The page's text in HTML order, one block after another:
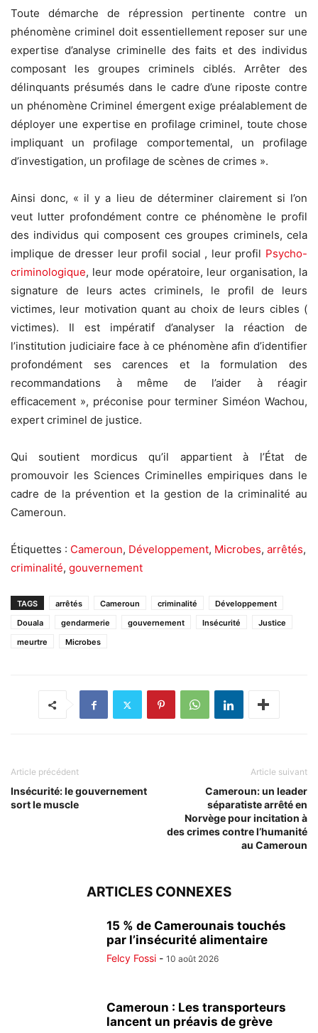
Toute démarche de répression pertinente contre un
phénomène criminel doit essentiellement reposer sur une
expertise d’analyse criminelle des faits et des individus
composant les groupes criminels ciblés. Arrêter des
délinquants présumés dans le cadre d’une riposte contre
un phénomène Criminel émergent exige préalablement de
déployer une expertise en profilage criminel, toute chose
impliquant un profilage comportemental, un profilage
d’investigation, un profilage de scènes de crimes ».
Ainsi donc, « il y a lieu de déterminer clairement si l’on
veut lutter profondément contre ce phénomène le profil
des individus qui composent ces groupes criminels, cela
implique de dresser leur profil social , leur profil Psycho-
criminologique, leur mode opératoire, leur organisation, la
signature de leurs actes criminels, le profil de leurs
victimes, leur motivation quant au choix de leurs cibles (
victimes). Il est impératif d’analyser la réaction de
l’institution judiciaire face à ce phénomène afin d’identifier
profondément ses carences et la formulation des
recommandations à même de l’aider à réagir
efficacement », préconise pour terminer Siméon Wachou,
expert criminel de justice.
Qui soutient mordicus qu’il appartient à l’État de
promouvoir les Sciences Criminelles empiriques dans le
cadre de la prévention et la gestion de la criminalité au
Cameroun.
Étiquettes : Cameroun, Développement, Microbes, arrêtés,
criminalité, gouvernement
TAGS arrêtés Cameroun criminalité
Développement
Douala
gendarmerie gouvernement Insécurité
Justice
meurtre
Microbes
Article précédent
Insécurité: le gouvernement
sort le muscle
Article suivant
Cameroun: un leader
séparatiste arrêté en
Norvège pour incitation à
des crimes contre l’humanité
au Cameroun
ARTICLES CONNEXES
15 % de Camerounais touchés
par l’insécurité alimentaire
Felcy Fossi - 10 août 2026
Cameroun : Les transporteurs
lancent un préavis de grève